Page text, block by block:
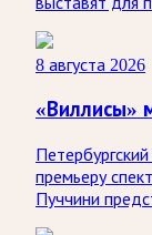
8 августа 2026
«Виллисы»
премьеру
Пуччини